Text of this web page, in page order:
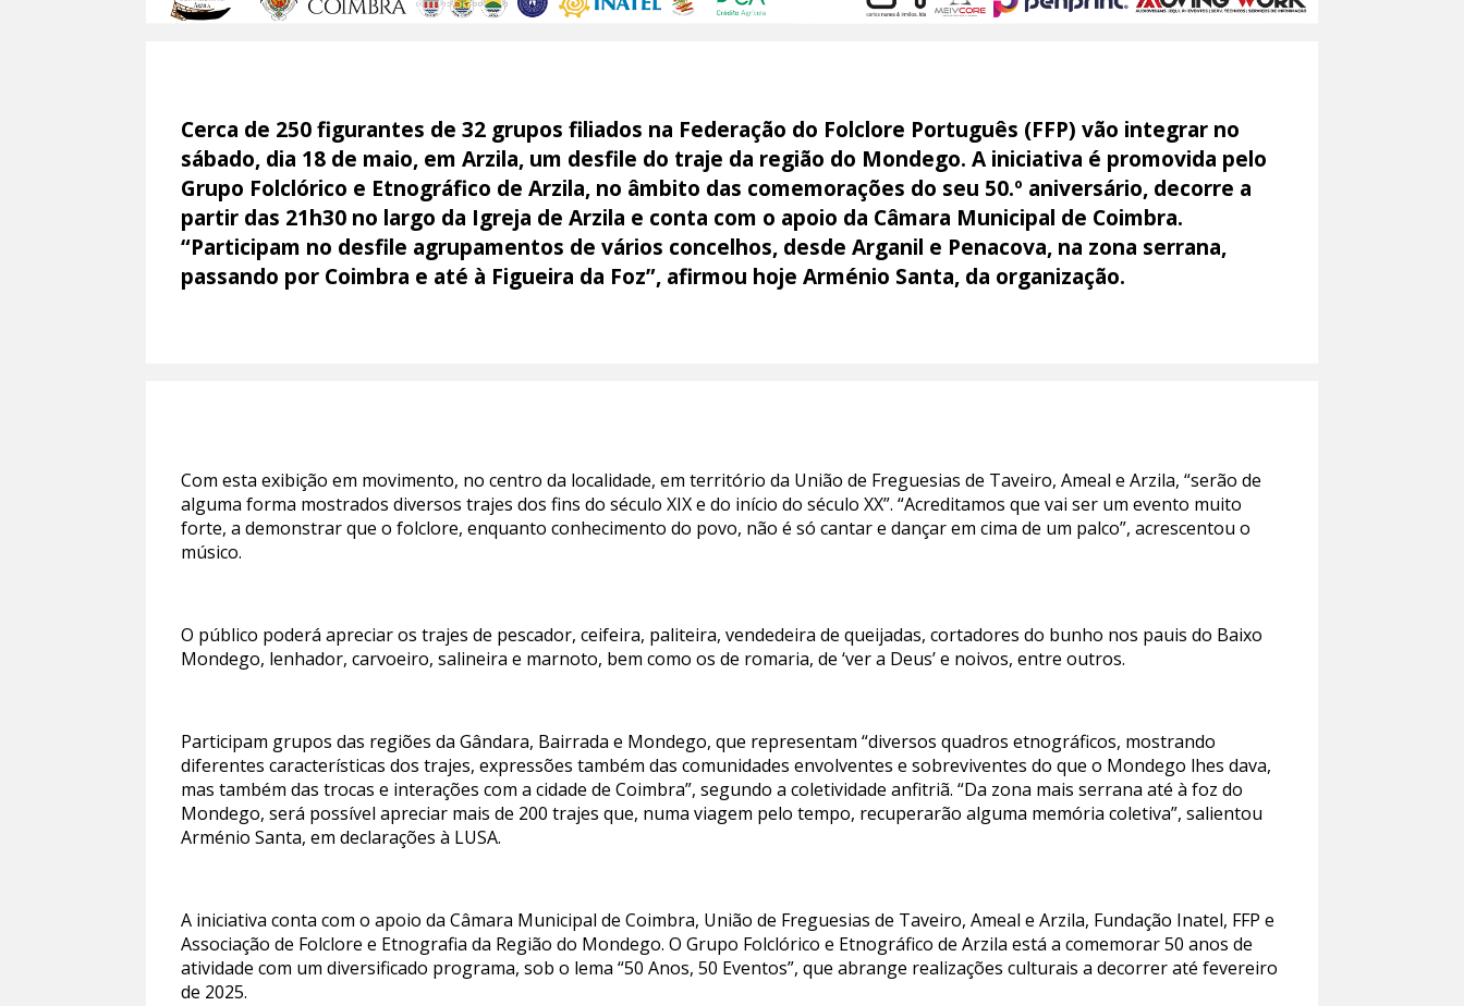
Cerca de 250 figurantes de 32 grupos filiados na Federação do Folclore Português (FFP) vão integrar no
sábado, dia 18 de maio, em Arzila, um desfile do traje da região do Mondego. A iniciativa é promovida pelo
Grupo Folclórico e Etnográfico de Arzila, no âmbito das comemorações do seu 50.º aniversário, decorre a
partir das 21h30 no largo da Igreja de Arzila e conta com o apoio da Câmara Municipal de Coimbra.
“Participam no desfile agrupamentos de vários concelhos, desde Arganil e Penacova, na zona serrana,
passando por Coimbra e até à Figueira da Foz”, afirmou hoje Arménio Santa, da organização.
Com esta exibição em movimento, no centro da localidade, em território da União de Freguesias de Taveiro, Ameal e Arzila, “serão de
alguma forma mostrados diversos trajes dos fins do século XIX e do início do século XX”. “Acreditamos que vai ser um evento muito
forte, a demonstrar que o folclore, enquanto conhecimento do povo, não é só cantar e dançar em cima de um palco”, acrescentou o
músico.
O público poderá apreciar os trajes de pescador, ceifeira, paliteira, vendedeira de queijadas, cortadores do bunho nos pauis do Baixo
Mondego, lenhador, carvoeiro, salineira e marnoto, bem como os de romaria, de ‘ver a Deus’ e noivos, entre outros.
Participam grupos das regiões da Gândara, Bairrada e Mondego, que representam “diversos quadros etnográficos, mostrando
diferentes características dos trajes, expressões também das comunidades envolventes e sobreviventes do que o Mondego lhes dava,
mas também das trocas e interações com a cidade de Coimbra”, segundo a coletividade anfitriã. “Da zona mais serrana até à foz do
Mondego, será possível apreciar mais de 200 trajes que, numa viagem pelo tempo, recuperarão alguma memória coletiva”, salientou
Arménio Santa, em declarações à LUSA.
A iniciativa conta com o apoio da Câmara Municipal de Coimbra, União de Freguesias de Taveiro, Ameal e Arzila, Fundação Inatel, FFP e
Associação de Folclore e Etnografia da Região do Mondego. O Grupo Folclórico e Etnográfico de Arzila está a comemorar 50 anos de
atividade com um diversificado programa, sob o lema “50 Anos, 50 Eventos”, que abrange realizações culturais a decorrer até fevereiro
de 2025.